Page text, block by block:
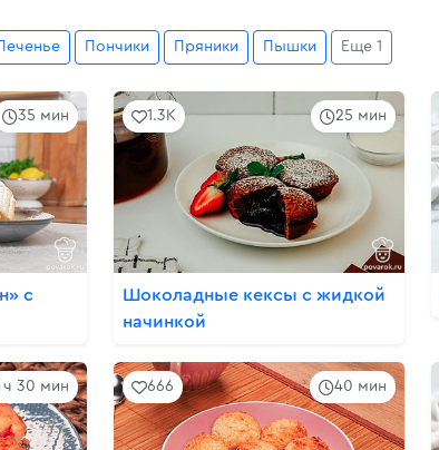
Пончики Пряники Пышки Еще 1
35 мин
с
25 мин
1.3K
Шоколадные кексы с жидкой
начинкой
ч 30 мин 40 мин
666